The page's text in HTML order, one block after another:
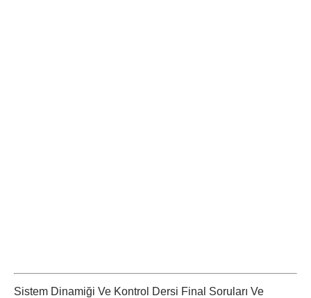
Sistem Dinamiği Ve Kontrol Dersi Final Soruları Ve